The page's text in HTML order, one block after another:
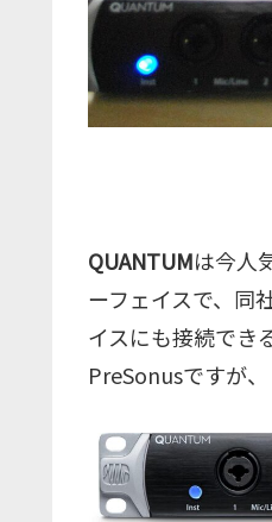
QUANTUMは今人
ーフェイスで、同
イスにも接続でき
PreSonusですが